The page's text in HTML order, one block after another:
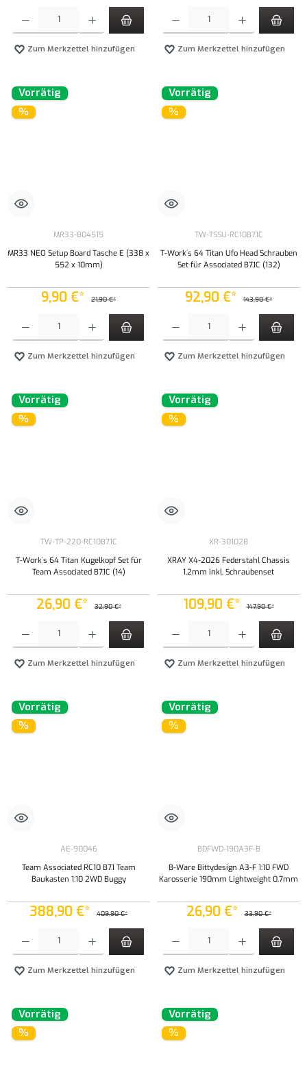
Zum Merkzettel hinzufügen Zum Merkzettel hinzufügen
Vorrätig
%
MR33-804515
MR33 NEO Setup Board Tasche E (338 x
552 x 10mm)
9,90 €* 21,90 €*
Zum Merkzettel hinzufügen
Vorrätig
%
TW-TSSU-RC10B7.1C
T-Work´s 64 Titan Ufo Head Schrauben
Set für Associated B7.1C (132)
92,90 €* 143,90 €*
Zum Merkzettel hinzufügen
Vorrätig
%
TW-TP-220-RC10B7.1C
T-Work`s 64 Titan Kugelkopf Set für
Team Associated B7.1C (14)
26,90 €* 32,90 €*
Zum Merkzettel hinzufügen
Vorrätig
%
XR-301028
XRAY X4-2026 Federstahl Chassis
1,2mm inkl. Schraubenset
109,90 €* 147,90 €*
Zum Merkzettel hinzufügen
Vorrätig
%
AE-90046
Team Associated RC10 B7.1 Team
Baukasten 1:10 2WD Buggy
388,90 €* 409,90 €*
Zum Merkzettel hinzufügen
Vorrätig
%
BDFWD-190A3F-B
B-Ware Bittydesign A3-F 1:10 FWD
Karosserie 190mm Lightweight 0.7mm
26,90 €* 33,90 €*
Zum Merkzettel hinzufügen
Vorrätig
%
Vorrätig
%